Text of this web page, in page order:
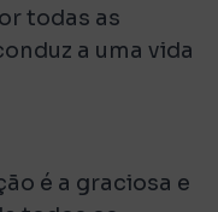
todas as
a uma vida
é a graciosa e